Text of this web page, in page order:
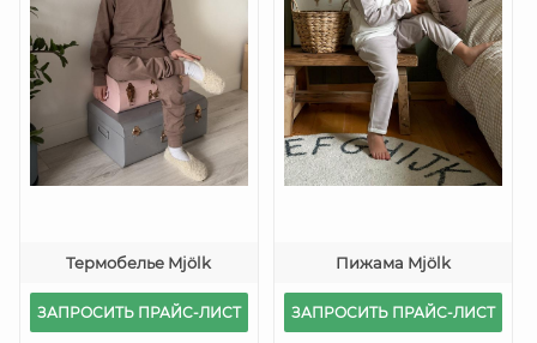
Термобелье Mjölk
ЗАПРОСИТЬ ПРАЙС-ЛИСТ
Пижама Mjölk
ЗАПРОСИТЬ ПРАЙС-ЛИСТ